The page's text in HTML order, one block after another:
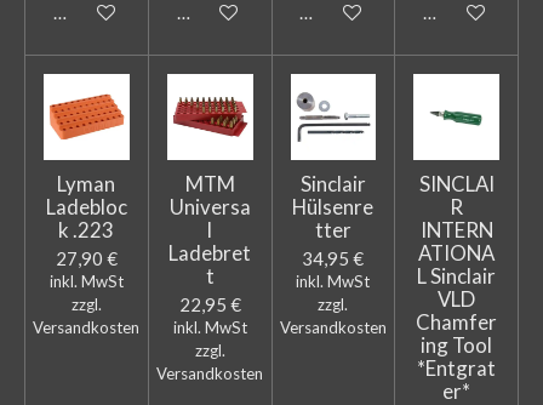
In den WarenkorbIn den WarenkorbBei VerfügbarkeitIn den
Lyman
Ladebloc
k .223
27,90 €
inkl. MwSt
zzgl.
Versandkosten
MTM
Universa
l
Ladebret
t
22,95 €
inkl. MwSt
zzgl.
Versandkosten
Sinclair
Hülsenre
tter
34,95 €
inkl. MwSt
zzgl.
Versandkosten
SINCLAI
R
INTERN
ATIONA
L Sinclair
VLD
Chamfer
ing Tool
*Entgrat
er*